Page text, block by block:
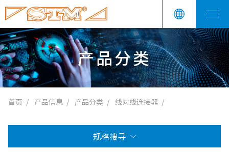
产品分类
首页 产品信息 产品分类 线对线连接器
规格搜寻